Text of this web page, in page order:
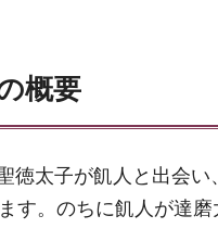
概要
徳太子が飢人と出会
す。のちに飢人が達